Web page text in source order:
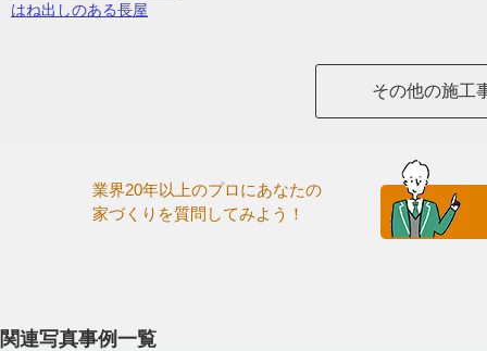
はね出しのある長屋
その他の施工
業界20年以上のプロにあなたの
家づくりを質問してみよう！
関連写真事例一覧